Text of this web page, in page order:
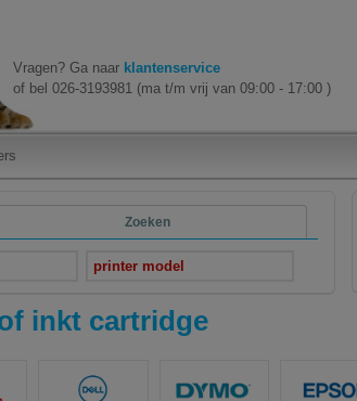
Vragen? Ga naar klantenservice
of bel 026-3193981 (ma t/m vrij van 09:00 - 17:00 )
Zoeken
printer model
inkt cartridge